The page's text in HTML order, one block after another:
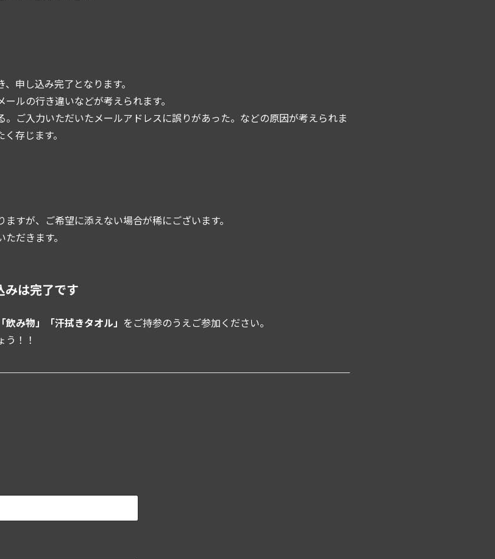
申し込み完了となります。
ルの行き違いなどが考えられます。
ご入力いただいたメールアドレスに誤りがあった。などの原因が考えられま
存じます。
すが、ご希望に添えない場合が稀にございます。
だきます。
みは完了です
「飲み物」「汗拭きタオル」 をご持参のうえご参加ください。
！！